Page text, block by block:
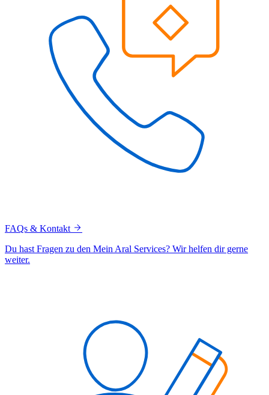
FAQs & Kontakt
Du hast Fragen zu den Mein Aral Services? Wir helfen dir gerne
weiter.